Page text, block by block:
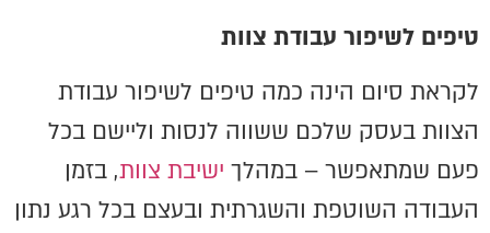
טיפים לשיפור עבודת צוות
לקראת סיום הינה כמה טיפים לשיפור עבודת
הצוות בעסק שלכם ששווה לנסות וליישם בכל
פעם שמתאפשר – במהלך ישיבת צוות, בזמן
העבודה השוטפת והשגרתית ובעצם בכל רגע נתון